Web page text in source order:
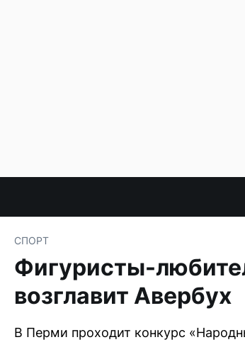
СПОРТ
Фигуристы-
возглавит Авербух
В Перми проходит конкурс